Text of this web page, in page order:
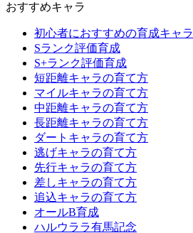
おすすめキャラ
初心者におすすめの育成キャラ
Sランク評価育成
S+ランク評価育成
短距離キャラの育て方
マイルキャラの育て方
中距離キャラの育て方
長距離キャラの育て方
ダートキャラの育て方
逃げキャラの育て方
先行キャラの育て方
差しキャラの育て方
追込キャラの育て方
オールB育成
ハルウララ有馬記念